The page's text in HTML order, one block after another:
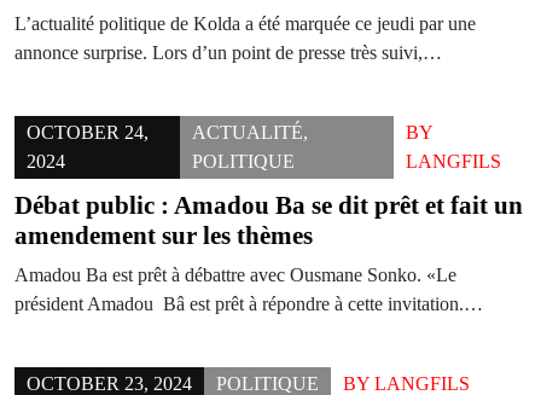
L’actualité politique de Kolda a été marquée ce jeudi par une
annonce surprise. Lors d’un point de presse très suivi,…
OCTOBER 24,
2024
ACTUALITÉ,
POLITIQUE
BY
LANGFILS
Débat public : Amadou Ba se dit prêt et fait un
amendement sur les thèmes
Amadou Ba est prêt à débattre avec Ousmane Sonko. «Le
président Amadou Bâ est prêt à répondre à cette invitation.…
OCTOBER 23, 2024 POLITIQUE BY LANGFILS